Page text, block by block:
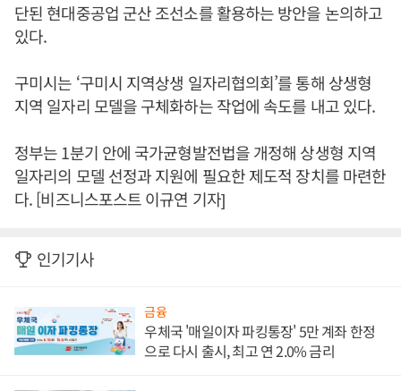
단된 현대중공업 군산 조선소를 활용하는 방안을 논의하고
있다.
구미시는 ‘구미시 지역상생 일자리협의회’를 통해 상생형
지역 일자리 모델을 구체화하는 작업에 속도를 내고 있다.
정부는 1분기 안에 국가균형발전법을 개정해 상생형 지역
일자리의 모델 선정과 지원에 필요한 제도적 장치를 마련한
다. [비즈니스포스트 이규연 기자]
인기기사
금융
우체국 '매일이자 파킹통장' 5만 계좌 한정
으로 다시 출시, 최고 연 2.0% 금리